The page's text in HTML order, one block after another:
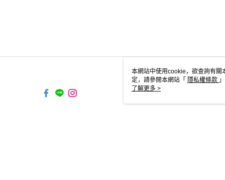
本網站中使用cookie，欲查詢有
定，請參閱本網站「 隱私權條款
cookie。
了解更多 >